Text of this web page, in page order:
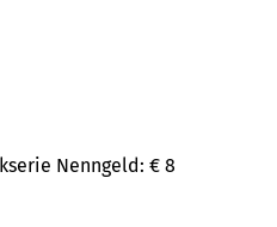
Nenngeld: € 8